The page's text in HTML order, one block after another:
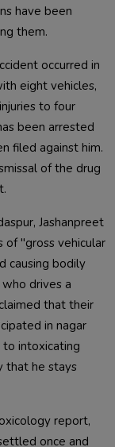
have been
occurred in
eight vehicles,
to four
been arrested
filed against him.
of the drug
Jashanpreet
of "gross vehicular
causing bodily
drives a
that their
in nagar
intoxicating
that he stays
report,
once and